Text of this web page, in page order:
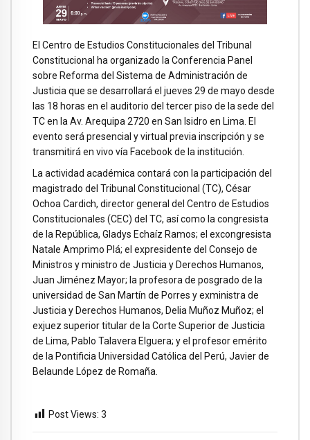
El Centro de Estudios Constitucionales del Tribunal
Constitucional ha organizado la Conferencia Panel
sobre Reforma del Sistema de Administración de
Justicia que se desarrollará el jueves 29 de mayo desde
las 18 horas en el auditorio del tercer piso de la sede del
TC en la Av. Arequipa 2720 en San Isidro en Lima. El
evento será presencial y virtual previa inscripción y se
transmitirá en vivo vía Facebook de la institución.
La actividad académica contará con la participación del
magistrado del Tribunal Constitucional (TC), César
Ochoa Cardich, director general del Centro de Estudios
Constitucionales (CEC) del TC, así como la congresista
de la República, Gladys Echaíz Ramos; el excongresista
Natale Amprimo Plá; el expresidente del Consejo de
Ministros y ministro de Justicia y Derechos Humanos,
Juan Jiménez Mayor; la profesora de posgrado de la
universidad de San Martín de Porres y exministra de
Justicia y Derechos Humanos, Delia Muñoz Muñoz; el
exjuez superior titular de la Corte Superior de Justicia
de Lima, Pablo Talavera Elguera; y el profesor emérito
de la Pontificia Universidad Católica del Perú, Javier de
Belaunde López de Romaña.
Post Views: 3